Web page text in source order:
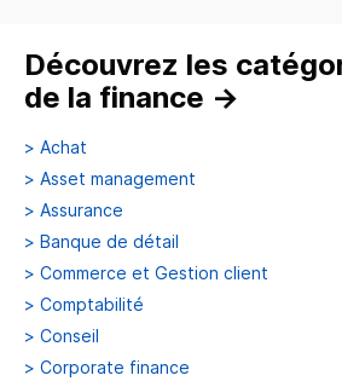
Découvrez les
de la finance →
> Achat
> Asset management
> Assurance
> Banque de détail
> Commerce et Gestion client
> Comptabilité
> Conseil
> Corporate finance